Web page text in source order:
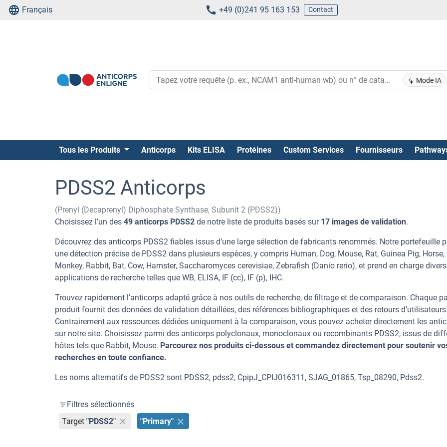
Français +49 (0)241 95 163 153 Contact
Mode IA
Tous les Produits Anticorps Kits ELISA Protéines Custom Services Fournisseurs
PDSS2 Anticorps
(Prenyl (Decaprenyl) Diphosphate Synthase, Subunit 2 (PDSS2))
Choisissez l’un des 49 anticorps PDSS2 de notre liste de produits basés sur 17 images de validation.
Découvrez des anticorps PDSS2 fiables issus d’une large sélection de fabricants renommés. Notre portefeuille
une détection précise de PDSS2 dans plusieurs espèces, y compris Human, Dog, Mouse, Rat, Guinea Pig, Horse,
Monkey, Rabbit, Bat, Cow, Hamster, Saccharomyces cerevisiae, Zebrafish (Danio rerio), et prend en charge
applications de recherche telles que WB, ELISA, IF (cc), IF (p), IHC.
Trouvez rapidement l’anticorps adapté grâce à nos outils de recherche, de filtrage et de comparaison. Chaque
produit fournit des données de validation détaillées, des références bibliographiques et des retours d’utilisateurs.
Contrairement aux ressources dédiées uniquement à la comparaison, vous pouvez acheter directement les
sur notre site. Choisissez parmi des anticorps polyclonaux, monoclonaux ou recombinants PDSS2, issus de
hôtes tels que Rabbit, Mouse. Parcourez nos produits ci-dessous et commandez directement pour soutenir
recherches en toute confiance.
Les noms alternatifs de PDSS2 sont PDSS2, pdss2, CpipJ_CPIJ016311, SJAG_01865, Tsp_08290, Pdss2.
Filtres sélectionnés
Target "PDSS2" "Primary"